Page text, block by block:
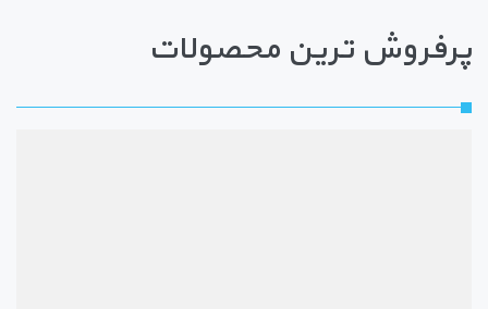
پرفروش ترین محصولات